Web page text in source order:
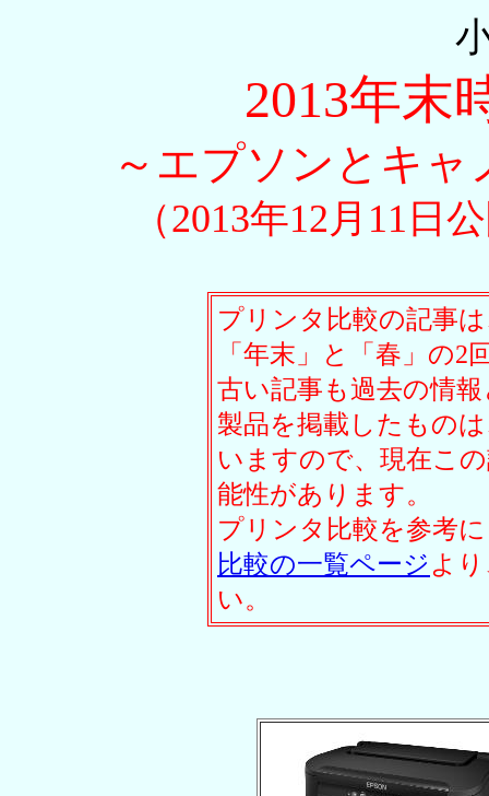
2013年末
～エプソンとキ
（2013年12月11日
プリンタ比較の記事
「年末」と「春」の
古い記事も過去の情
製品を掲載したもの
いますので、現在こ
能性があります。
プリンタ比較を参考
比較の一覧ページ よ
い。